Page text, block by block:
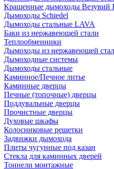
Крашенные дымоходы Везувий
Дымоходы Schiedel
Дымоходы стальные LAVA
Баки из нержавеющей стали
Теплообменники
Дымоходы из нержавеющей
Дымоходные системы
Дымоходы стальные
Каминное/Печное литье
Каминные дверцы
Печные (топочные) дверцы
Поддувальные дверцы
Прочистные дверцы
Духовые шкафы
Колосниковые решетки
Задвижки дымохода
Плиты чугунные под казан
Стекла для каминных дверей
Тоннели монтажные